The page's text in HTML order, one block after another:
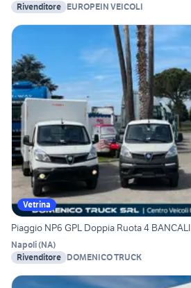
Rivenditore EUROPEIN VEICOLI
Vetrina
Piaggio NP6 GPL Doppia Ruota 4 BANCALI
Napoli(NA)
Rivenditore DOMENICO TRUCK